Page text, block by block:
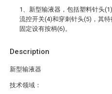
Description
新型输液器
技术领域：
1、新型输液器，包括塑料针头
流控开关(4)和穿刺针头(5)，其
固定设有按柄(6)。